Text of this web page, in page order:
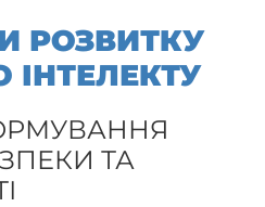
РОЗВИТКУ
ІНТЕЛЕКТУ
ТА